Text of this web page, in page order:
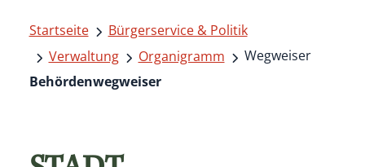
Startseite
Bürgerservice & Politik
Verwaltung
Organigramm
Wegweiser
Behördenwegweiser